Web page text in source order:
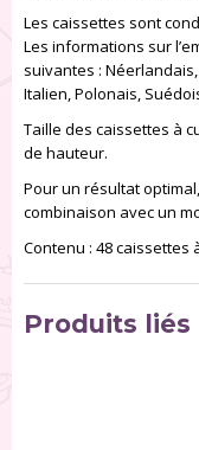
Les caissettes sont
Les informations sur
suivantes :
Italien, Polonais,
Taille des caissettes à
de hauteur.
Pour un résultat
combinaison avec un
Contenu : 48 caissettes
Produits liés